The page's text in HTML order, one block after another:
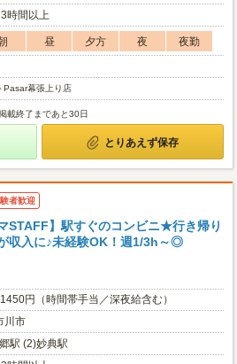
時間以上
昼 夕方 夜
夜勤
Pasar幕張上り店
載終了まであと30日
とりあえず保存
者歓迎
STAFF】駅すぐのコンビニ★行き帰り
収入に♪未経験OK！週1/3h～◎
円（時間帯手当／深夜給含む）
川市
駅 (2)妙典駅